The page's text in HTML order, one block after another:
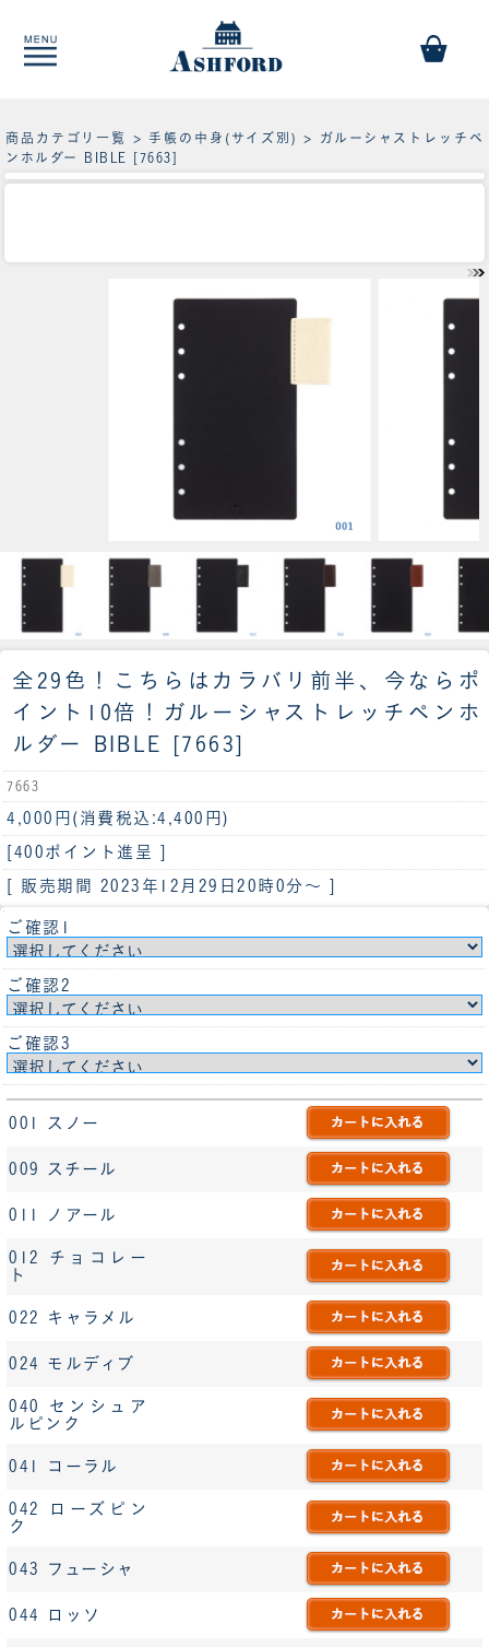
商品カテゴリ一覧 > 手帳の中身(サイズ別)
> ガルーシャストレッチペ
ンホルダー BIBLE [7663]
全29色！こちらはカラバリ前半、今ならポ
イント10倍！
ガルーシャストレッチペンホ
ルダー BIBLE [7663]
7663
4,000円 (消費税込:4,400円)
[400ポイント進呈 ]
[ 販売期間 2023年12月29日20時0分 ～ ]
ご確認1
ご確認2
ご確認3
001 スノー
009 スチール
011 ノアール
012 チョコレー
ト
022 キャラメル
024 モルディブ
040 センシュア
ルピンク
041 コーラル
042 ローズピン
ク
043 フューシャ
044 ロッソ